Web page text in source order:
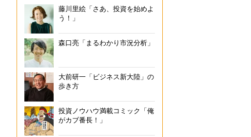
藤川里絵「さあ、投資を始めよ
う！」
森口亮「まるわかり市況分析」
大前研一「ビジネス新大陸」の
歩き方
投資ノウハウ満載コミック「俺
がカブ番長！」